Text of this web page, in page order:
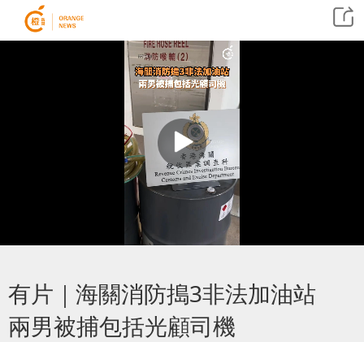
有片｜海關消防搗3非法加油站
兩男被捕包括光顧司機